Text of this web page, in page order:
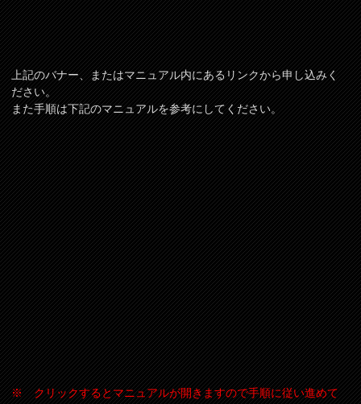
上記のバナー、またはマニュアル内にあるリンクから申し込みく
ださい。
また手順は下記のマニュアルを参考にしてください。
※ クリックするとマニュアルが開きますので手順に従い進めて